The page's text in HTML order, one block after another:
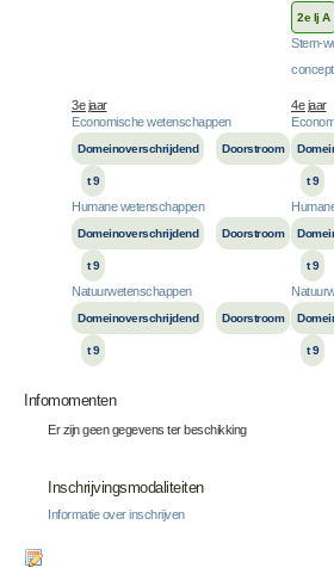
2e lj A
Stem-
3e jaar
4e jaar
Economische wetenschappen
Domeinoverschrijdend Doorstroom
t 9
Humane wetenschappen
Domeinoverschrijdend Doorstroom
t 9
Natuurwetenschappen
Domeinoverschrijdend Doorstroom
t 9
t 9
t 9
t 9
Infomomenten
Er zijn geen gegevens ter beschikking
Inschrijvingsmodaliteiten
Informatie over inschrijven